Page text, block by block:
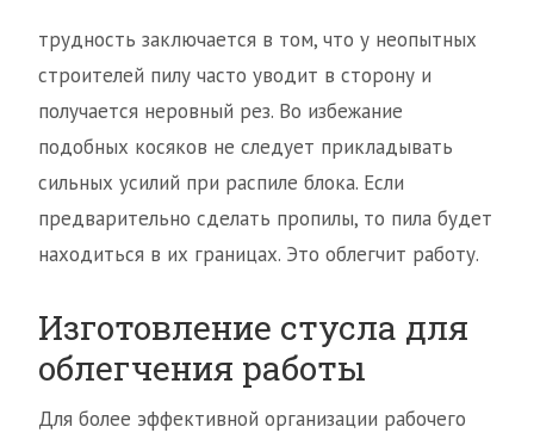
трудность заключается в том, что у неопытных
строителей пилу часто уводит в сторону и
получается неровный рез. Во избежание
подобных косяков не следует прикладывать
сильных усилий при распиле блока. Если
предварительно сделать пропилы, то пила будет
находиться в их границах. Это облегчит работу.
Изготовление стусла для
облегчения работы
Для более эффективной организации рабочего